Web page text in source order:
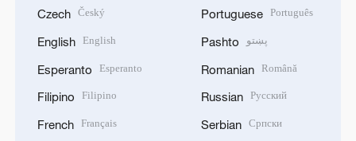
Czech Český
English English
Esperanto Esperanto
Filipino Filipino
French Français
Portuguese Português
Pashto پښتو
Romanian Română
Russian Русский
Serbian Српски